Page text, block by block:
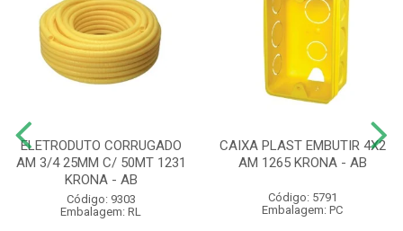
ELETRODUTO CORRUGADO
AM 3/4 25MM C/ 50MT 1231
KRONA - AB
Código: 9303
Embalagem: RL
CAIXA PLAST EMBUTIR 4X2
AM 1265 KRONA - AB
Código: 5791
Embalagem: PC